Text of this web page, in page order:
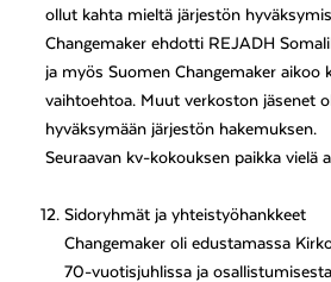
ollut kahta mieltä järjestön
Changemaker ehdotti REJADH
ja myös Suomen Changemaker aikoo
vaihtoehtoa. Muut verkoston jäsenet
hyväksymään järjestön hakemuksen.
Seuraavan kv-kokouksen paikka vielä
Sidoryhmät ja yhteistyöhankkeet
Changemaker oli edustamassa
70-vuotisjuhlissa ja